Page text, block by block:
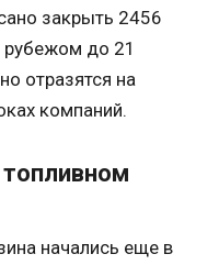
закрыть 2456
рубежом до 21
отразятся на
компаний.
начались еще в